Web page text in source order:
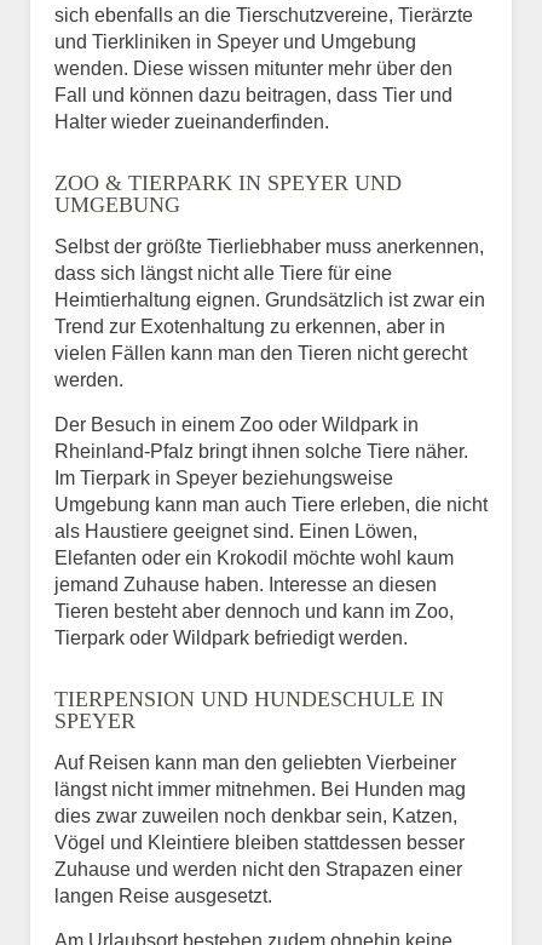
sich ebenfalls an die Tierschutzvereine, Tierärzte
und Tierkliniken in Speyer und Umgebung
wenden. Diese wissen mitunter mehr über den
Fall und können dazu beitragen, dass Tier und
Halter wieder zueinanderfinden.
ZOO & TIERPARK IN SPEYER UND
UMGEBUNG
Selbst der größte Tierliebhaber muss anerkennen,
dass sich längst nicht alle Tiere für eine
Heimtierhaltung eignen. Grundsätzlich ist zwar ein
Trend zur Exotenhaltung zu erkennen, aber in
vielen Fällen kann man den Tieren nicht gerecht
werden.
Der Besuch in einem Zoo oder Wildpark in
Rheinland-Pfalz bringt ihnen solche Tiere näher.
Im Tierpark in Speyer beziehungsweise
Umgebung kann man auch Tiere erleben, die nicht
als Haustiere geeignet sind. Einen Löwen,
Elefanten oder ein Krokodil möchte wohl kaum
jemand Zuhause haben. Interesse an diesen
Tieren besteht aber dennoch und kann im Zoo,
Tierpark oder Wildpark befriedigt werden.
TIERPENSION UND HUNDESCHULE IN
SPEYER
Auf Reisen kann man den geliebten Vierbeiner
längst nicht immer mitnehmen. Bei Hunden mag
dies zwar zuweilen noch denkbar sein, Katzen,
Vögel und Kleintiere bleiben stattdessen besser
Zuhause und werden nicht den Strapazen einer
langen Reise ausgesetzt.
Am Urlaubsort bestehen zudem ohnehin keine